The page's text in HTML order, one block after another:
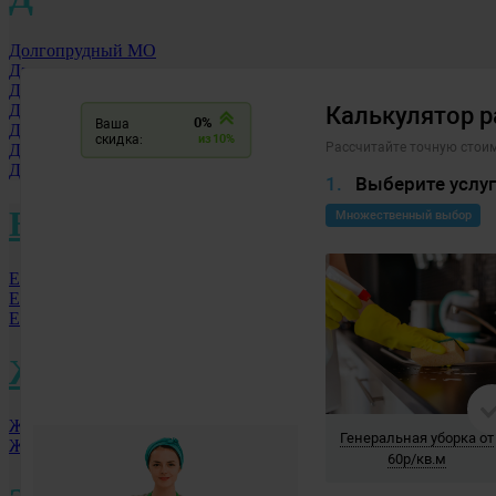
Долгопрудный МО
Дзержинск
Дмитровоград
Дербент
Домодедово
Дубна
Донской
Е
Екатеринбург
Елец
Ессентуки
Ж
Железногорск
Жуковский